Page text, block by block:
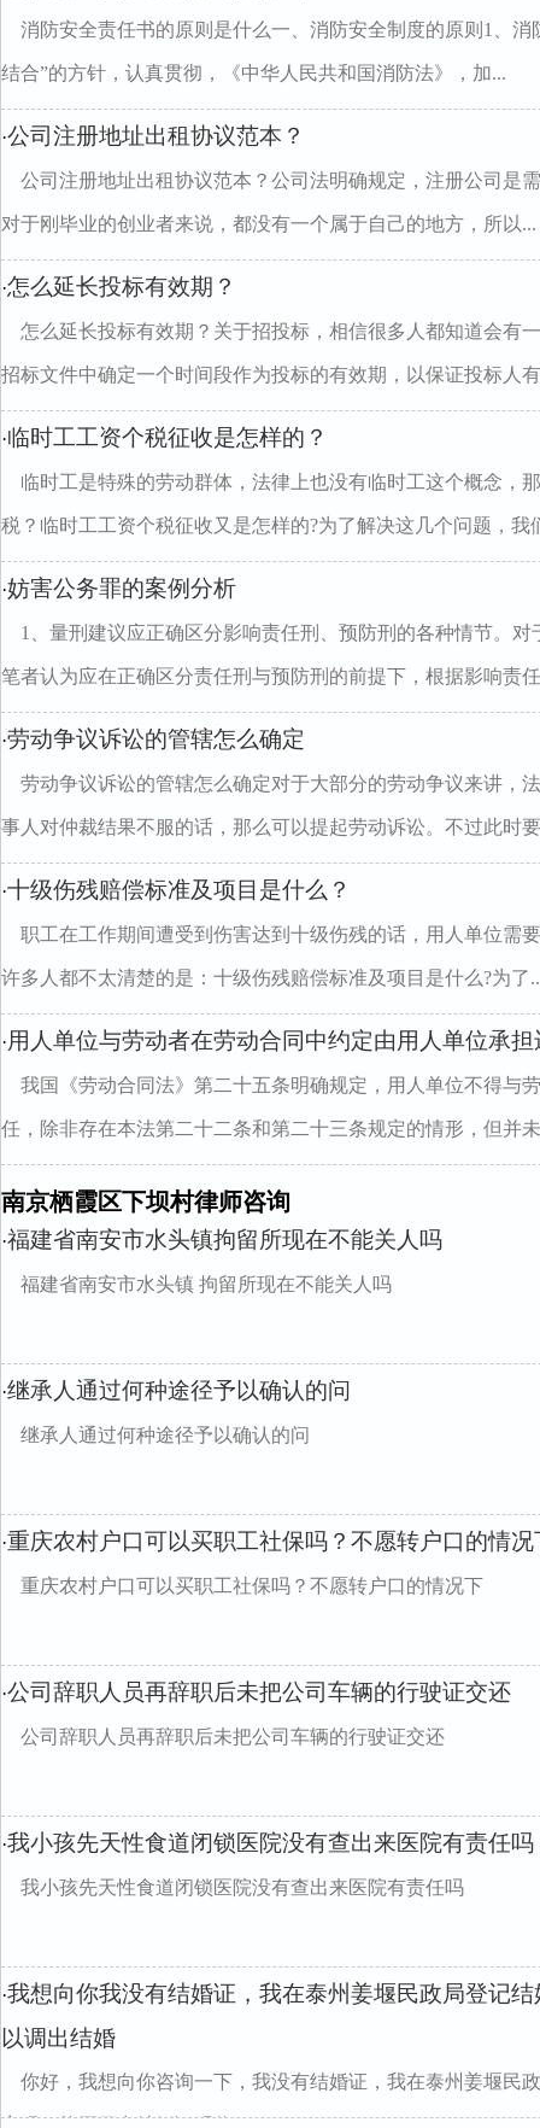
消防安全责任书的原则是什么一、消防安全制度的原则1、
结合”的方针，认真贯彻，《中华人民共和国消防法》，加...
·公司注册地址出租协议范本？
公司注册地址出租协议范本？公司法明确规定，注册公司是
对于刚毕业的创业者来说，都没有一个属于自己的地方，所以...
·怎么延长投标有效期？
怎么延长投标有效期？关于招投标，相信很多人都知道会有
招标文件中确定一个时间段作为投标的有效期，以保证投标人
·临时工工资个税征收是怎样的？
临时工是特殊的劳动群体，法律上也没有临时工这个概念，
税？临时工工资个税征收又是怎样的?为了解决这几个问题，我
·妨害公务罪的案例分析
1、量刑建议应正确区分影响责任刑、预防刑的各种情节。
笔者认为应在正确区分责任刑与预防刑的前提下，根据影响责
·劳动争议诉讼的管辖怎么确定
劳动争议诉讼的管辖怎么确定对于大部分的劳动争议来讲，
事人对仲裁结果不服的话，那么可以提起劳动诉讼。不过此时
·十级伤残赔偿标准及项目是什么？
职工在工作期间遭受到伤害达到十级伤残的话，用人单位需
许多人都不太清楚的是：十级伤残赔偿标准及项目是什么?为了
·用人单位与劳动者在劳动合同中约定由用人单位承
我国《劳动合同法》第二十五条明确规定，用人单位不得与
任，除非存在本法第二十二条和第二十三条规定的情形，但并
南京栖霞区下坝村律师咨询
·福建省南安市水头镇拘留所现在不能关人吗
福建省南安市水头镇 拘留所现在不能关人吗
·继承人通过何种途径予以确认的问
继承人通过何种途径予以确认的问
·重庆农村户口可以买职工社保吗？不愿转户口的情况
重庆农村户口可以买职工社保吗？不愿转户口的情况下
·公司辞职人员再辞职后未把公司车辆的行驶证交还
公司辞职人员再辞职后未把公司车辆的行驶证交还
·我小孩先天性食道闭锁医院没有查出来医院有责任吗
我小孩先天性食道闭锁医院没有查出来医院有责任吗
·我想向你我没有结婚证，我在泰州姜堰民政局登记
以调出结婚
你好，我想向你咨询一下，我没有结婚证，我在泰州姜堰民